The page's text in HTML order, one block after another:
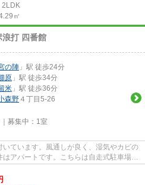
2LDK
㎡
浪打 四番館
の陣 」駅 徒歩24分
原 」駅 徒歩34分
米 」駅 徒歩36分
森野 ４丁目5-26
募集中： 1室
ています。風通しが良く、湿気やカビの
アパートです。こちらは自走式駐車場付